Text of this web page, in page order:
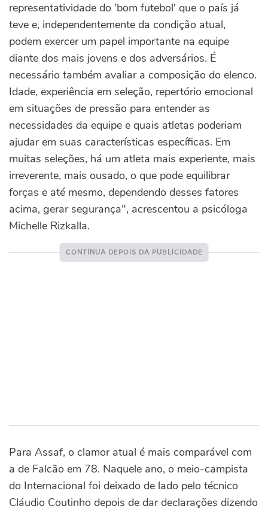
representatividade do 'bom futebol' que o país já
teve e, independentemente da condição atual,
podem exercer um papel importante na equipe
diante dos mais jovens e dos adversários. É
necessário também avaliar a composição do elenco.
Idade, experiência em seleção, repertório emocional
em situações de pressão para entender as
necessidades da equipe e quais atletas poderiam
ajudar em suas características específicas. Em
muitas seleções, há um atleta mais experiente, mais
irreverente, mais ousado, o que pode equilibrar
forças e até mesmo, dependendo desses fatores
acima, gerar segurança", acrescentou a psicóloga
Michelle Rizkalla.
Para Assaf, o clamor atual é mais comparável com
a de Falcão em 78. Naquele ano, o meio-campista
do Internacional foi deixado de lado pelo técnico
Cláudio Coutinho depois de dar declarações dizendo